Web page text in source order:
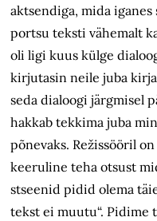
aktsendiga, mida
portsu teksti vähemalt
oli ligi kuus külge
kirjutasin neile juba
seda dialoogi järgmisel
hakkab tekkima juba
põnevaks. Režissööril
keeruline teha otsust
stseenid pidid olema
tekst ei muutu“. Pidime